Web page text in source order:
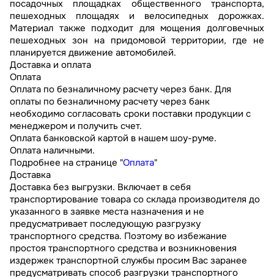
посадочных площадках общественного транспорта,
пешеходных площадях и велосипедных дорожках.
Материал также подходит для мощения долговечных
пешеходных зон на придомовой территории, где не
планируется движение автомобилей.
Доставка и оплата
Оплата
Оплата по безналичному расчету через банк. Для
оплаты по безналичному расчету через банк
необходимо согласовать сроки поставки продукции с
менеджером и получить счет.
Оплата банковской картой в нашем шоу-руме.
Оплата наличными.
Подробнее на странице "Оплата"
Доставка
Доставка без выгрузки. Включает в себя
транспортирование товара со склада производителя до
указанного в заявке места назначения и не
предусматривает последующую разгрузку
транспортного средства. Поэтому во избежание
простоя транспортного средства и возникновения
издержек транспортной службы просим Вас заранее
предусматривать способ разгрузки транспортного